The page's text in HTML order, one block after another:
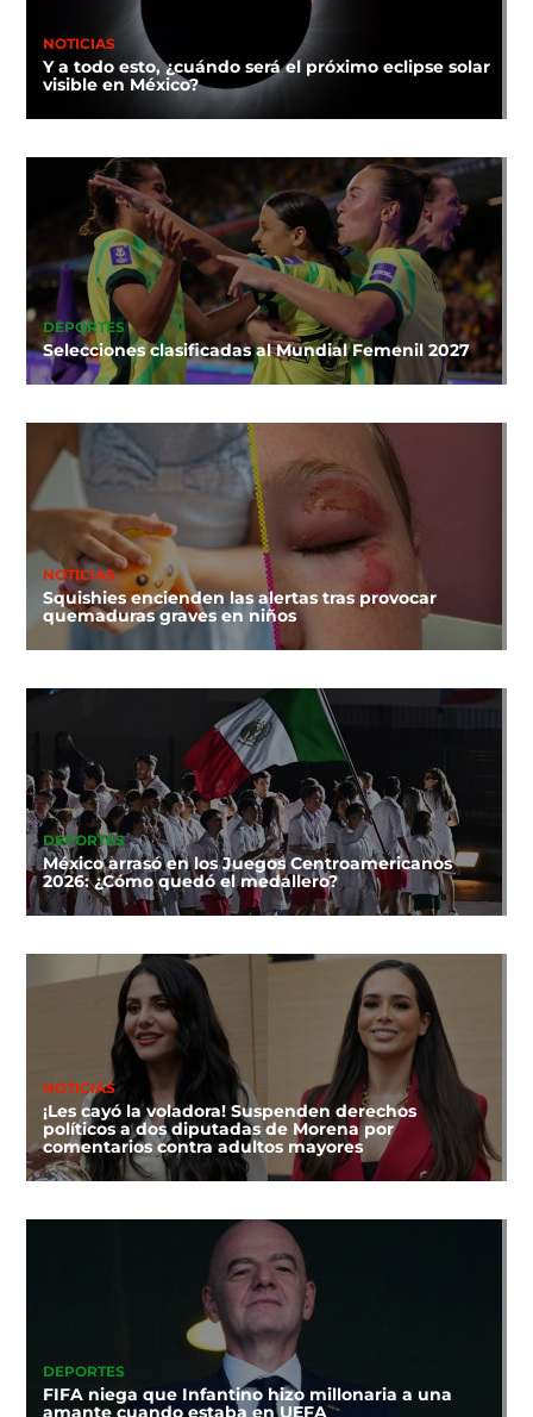
NOTICIAS
Y a todo esto, ¿cuándo será el próximo eclipse solar
visible en México?
DEPORTES
Selecciones clasificadas al Mundial Femenil 2027
NOTICIAS
Squishies encienden las alertas tras provocar
quemaduras graves en niños
DEPORTES
México arrasó en los Juegos Centroamericanos
2026: ¿Cómo quedó el medallero?
NOTICIAS
¡Les cayó la voladora! Suspenden derechos
políticos a dos diputadas de Morena por
comentarios contra adultos mayores
DEPORTES
FIFA niega que Infantino hizo millonaria a una
amante cuando estaba en UEFA